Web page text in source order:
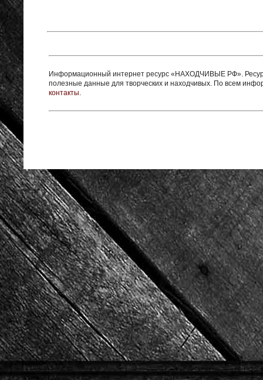
Информационный интернет ресурс «НАХОДЧИВЫЕ РФ».
полезные данные для творческих и находчивых. По всем
контакты.